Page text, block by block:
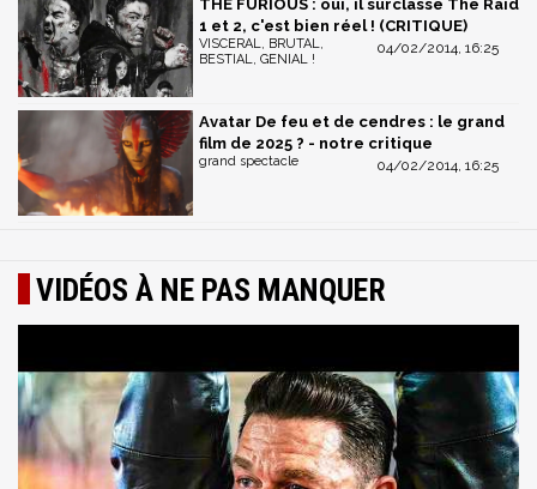
THE FURIOUS : oui, il surclasse The Raid
1 et 2, c'est bien réel ! (CRITIQUE)
04/02/2014, 16:25
VISCERAL, BRUTAL,
BESTIAL, GENIAL !
Avatar De feu et de cendres : le grand
film de 2025 ? - notre critique
04/02/2014, 16:25
grand spectacle
VIDÉOS À NE PAS MANQUER